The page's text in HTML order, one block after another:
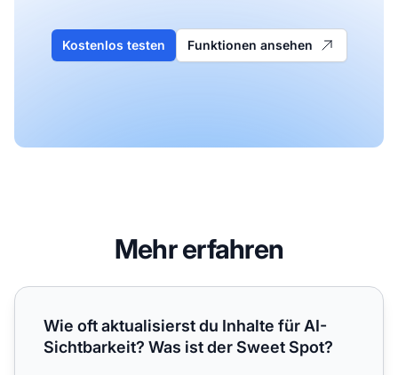
Kostenlos testen Funktionen ansehen
Mehr erfahren
Wie oft aktualisierst du Inhalte für AI-Sichtbarkeit? Was ist
Wie oft aktualisierst du Inhalte für AI-
Sichtbarkeit? Was ist der Sweet Spot?